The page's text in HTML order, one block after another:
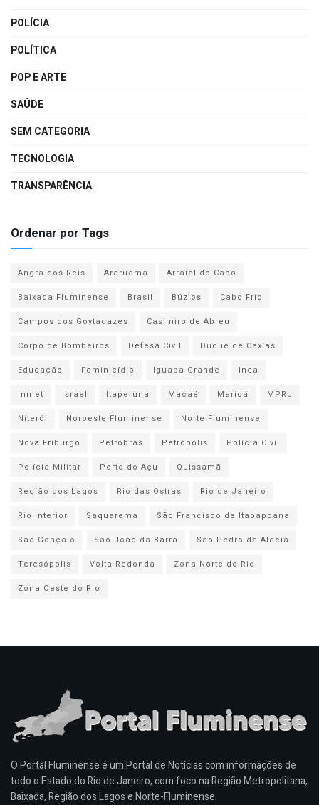
POLÍCIA
POLÍTICA
POP E ARTE
SAÚDE
SEM CATEGORIA
TECNOLOGIA
TRANSPARÊNCIA
Ordenar por Tags
Angra dos Reis Araruama
Arraial do Cabo
Baixada Fluminense
Brasil Búzios
Cabo Frio
Campos dos Goytacazes
Casimiro de Abreu
Corpo de Bombeiros
Defesa Civil
Duque de Caxias
Educação
Feminicídio Iguaba Grande
Inea
Inmet
Israel Itaperuna Macaé Maricá
MPRJ
Niterói
Noroeste Fluminense
Norte Fluminense
Nova Friburgo
Petrobras Petrópolis
Polícia Civil
Polícia Militar
Porto do Açu
Quissamã
Região dos Lagos
Rio das Ostras
Rio de Janeiro
Rio Interior
Saquarema
São Francisco de Itabapoana
São Gonçalo
São João da Barra
São Pedro da Aldeia
Teresópolis
Volta Redonda
Zona Norte do Rio
Zona Oeste do Rio
O Portal Fluminense é um Portal de Notícias com informações de
todo o Estado do Rio de Janeiro, com foco na Região Metropolitana,
Baixada, Região dos Lagos e Norte-Fluminense.